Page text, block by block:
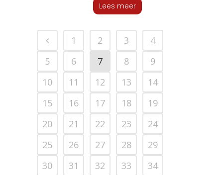
Lees meer
1 2 3
4
5
6 7 8
9
10
11 12 13
14
15
16 17 18
19
20
21 22 23
24
25
26 27 28
29
30
31 32 33
34